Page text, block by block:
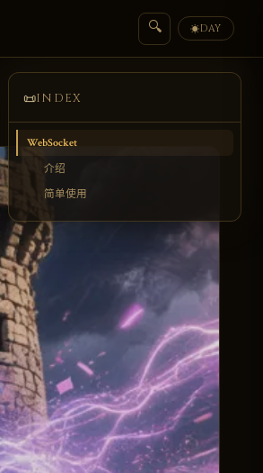
🔍 ☀DAY
📜INDEX
WebSocket
介绍
简单使用